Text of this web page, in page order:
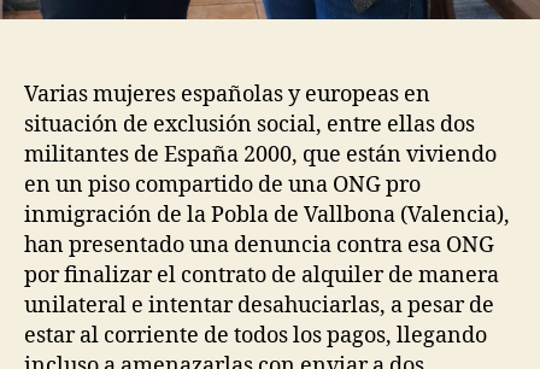
Varias mujeres españolas y europeas en
situación de exclusión social, entre ellas dos
militantes de España 2000, que están viviendo
en un piso compartido de una ONG pro
inmigración de la Pobla de Vallbona (Valencia),
han presentado una denuncia contra esa ONG
por finalizar el contrato de alquiler de manera
unilateral e intentar desahuciarlas, a pesar de
estar al corriente de todos los pagos, llegando